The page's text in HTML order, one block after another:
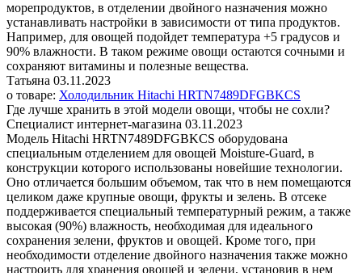
морепродуктов, в отделении двойного назначения можно
устанавливать настройки в зависимости от типа продуктов.
Например, для овощей подойдет температура +5 градусов и
90% влажности. В таком режиме овощи остаются сочными и
сохраняют витамины и полезные вещества.
Татьяна 03.11.2023
о товаре: Холодильник Hitachi HRTN7489DFGBKCS
Где лучше хранить в этой модели овощи, чтобы не сохли?
Специалист интернет-магазина 03.11.2023
Модель Hitachi HRTN7489DFGBKCS оборудована
специальным отделением для овощей Мoisture-Guard, в
конструкции которого использованы новейшие технологии.
Оно отличается большим объемом, так что в нем помещаются
целиком даже крупные овощи, фрукты и зелень. В отсеке
поддерживается специальный температурный режим, а также
высокая (90%) влажность, необходимая для идеального
сохранения зелени, фруктов и овощей. Кроме того, при
необходимости отделение двойного назначения также можно
настроить для хранения овощей и зелени, установив в нем